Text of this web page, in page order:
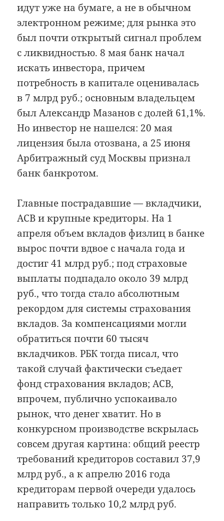
идут уже на бумаге, а не в обычном
электронном режиме; для рынка это
был почти открытый сигнал проблем
с ликвидностью. 8 мая банк начал
искать инвестора, причем
потребность в капитале оценивалась
в 7 млрд руб.; основным владельцем
был Александр Мазанов с долей 61,1%.
Но инвестор не нашелся: 20 мая
лицензия была отозвана, а 25 июня
Арбитражный суд Москвы признал
банк банкротом.
Главные пострадавшие — вкладчики,
АСВ и крупные кредиторы. На 1
апреля объем вкладов физлиц в банке
вырос почти вдвое с начала года и
достиг 41 млрд руб.; под страховые
выплаты подпадало около 39 млрд
руб., что тогда стало абсолютным
рекордом для системы страхования
вкладов. За компенсациями могли
обратиться почти 60 тысяч
вкладчиков. РБК тогда писал, что
такой случай фактически съедает
фонд страхования вкладов; АСВ,
впрочем, публично успокаивало
рынок, что денег хватит. Но в
конкурсном производстве вскрылась
совсем другая картина: общий реестр
требований кредиторов составил 37,9
млрд руб., а к апрелю 2016 года
кредиторам первой очереди удалось
направить только 10,2 млрд руб.